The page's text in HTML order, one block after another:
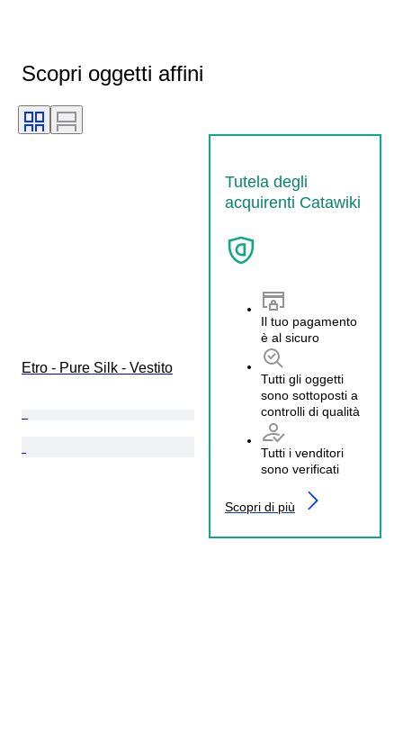
Scopri oggetti affini
Tutela degli
acquirenti Catawiki
Il tuo pagamento
è al sicuro
Tutti gli oggetti
sono sottoposti a
controlli di qualità
Tutti i venditori
sono verificati
Scopri di più
Etro - Pure Silk - Vestito